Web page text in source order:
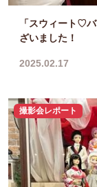
「スウィート♡
ざいました！
2025.02.17
撮影会レポート